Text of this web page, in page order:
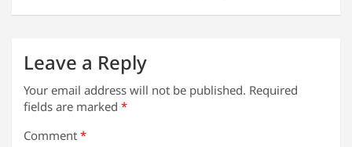
Leave a Reply
Your email address will not be published. Required
fields are marked *
Comment *